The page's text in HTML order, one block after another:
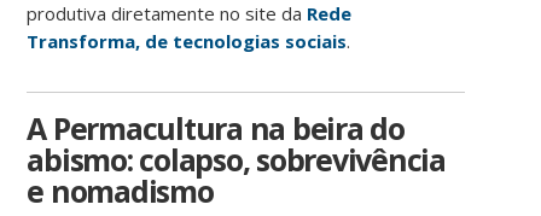
produtiva diretamente no site da Rede
Transforma, de tecnologias sociais.
A Permacultura na beira do
abismo: colapso, sobrevivência
e nomadismo